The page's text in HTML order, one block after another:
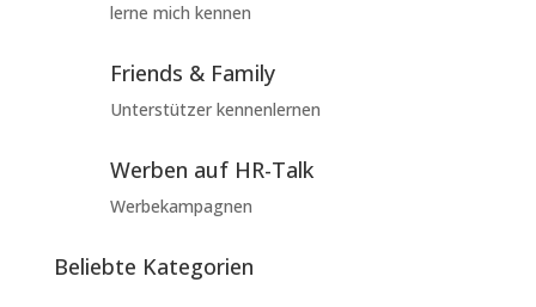
lerne mich kennen
Friends & Family
Unterstützer kennenlernen
Werben auf HR-Talk
Werbekampagnen
Beliebte Kategorien